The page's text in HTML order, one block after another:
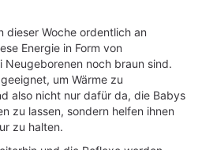
dieser Woche ordentlich an
Energie in Form von
Neugeborenen noch braun sind.
um Wärme zu
also nicht nur dafür da, die Babys
zu lassen, sondern helfen ihnen
zu halten.